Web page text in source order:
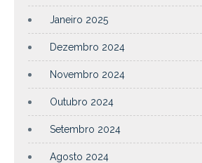
Janeiro 2025
Dezembro 2024
Novembro 2024
Outubro 2024
Setembro 2024
Agosto 2024